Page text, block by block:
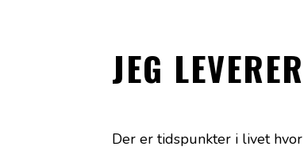
JEG
Der er tidspunkter i livet